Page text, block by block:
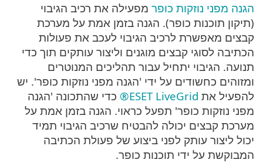
הגנה מפני נוזקות כופר מפעילה את רכיב הגיבוי
(תיקון תוכנות כופר). הגנה בזמן אמת על מערכת
קבצים מאפשרת לרכיב הגיבוי לעכב את פעולות
הכתיבה לסוגי קבצים מוגנים וליצור עותקים תוך כדי
תנועה. הגיבוי יתחיל עבור תהליכים המנוטרים
ומזוהים כחשודים על ידי 'הגנה מפני נוזקות כופר'. יש
להפעיל את ESET LiveGrid®
כדי שהתכונה 'הגנה
מפני נוזקות כופר' תפעל כראוי. הגנה בזמן אמת על
מערכת קבצים יכולה להבטיח שרכיב הגיבוי תמיד
יכול ליצור עותק לפני ביצוע של פעולת הכתיבה
המבוקשת על ידי תוכנות כופר.